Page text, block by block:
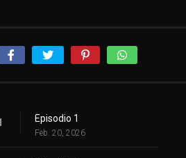
Episodio 1
Feb. 20, 2026